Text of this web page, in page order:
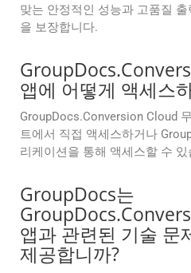
맞는 안정적인 성능과 고품질
을 보장합니다.
앱에 어떻게 액세스
GroupDocs.Conversion Cloud
트에서 직접 액세스하거나
리케이션을 통해 액세스할 수 있
GroupDocs는
앱과 관련된 기술 문
제공합니까?